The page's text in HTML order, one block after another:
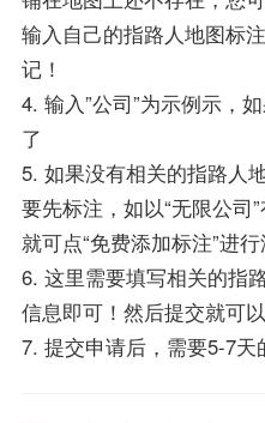
输入自己的指路人地图标
记！
4. 输入”公司”为示例示，
了
5. 如果没有相关的指路人
要先标注，如以“无限公司
就可点“免费添加标注”进行
6. 这里需要填写相关的指
信息即可！然后提交就可以
7. 提交申请后，需要5-7天